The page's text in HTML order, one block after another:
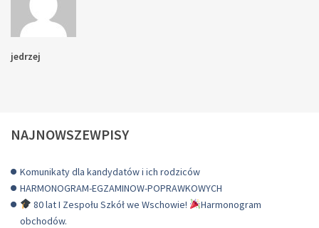
jedrzej
NAJNOWSZEWPISY
Komunikaty dla kandydatów i ich rodziców
HARMONOGRAM-EGZAMINOW-POPRAWKOWYCH
80 lat I Zespołu Szkół we Wschowie!
Harmonogram
obchodów.